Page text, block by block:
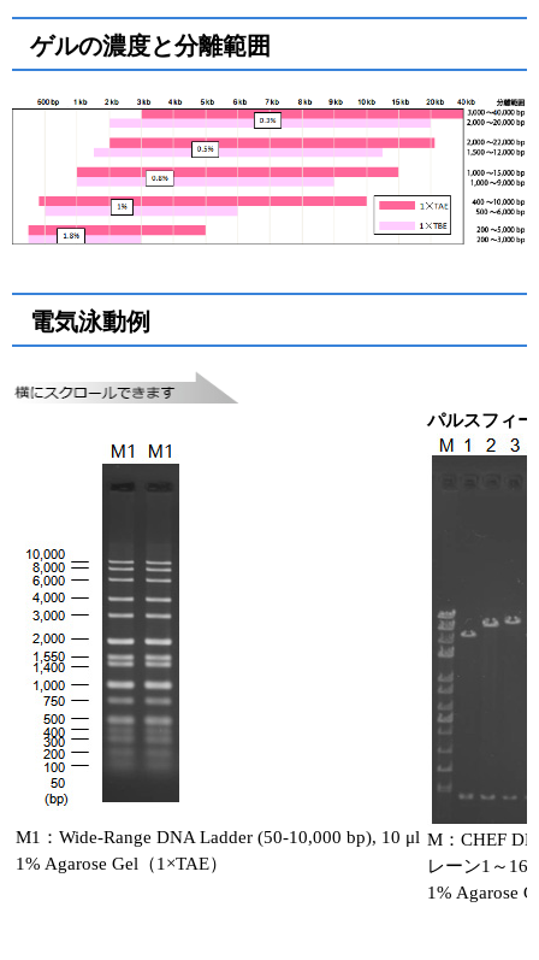
ゲルの濃度と分離範囲
電気泳動例
M1：Wide-Range DNA Ladder (50-10,000 bp), 10 μl
1% Agarose Gel（1×TAE）
パルスフィ
M：CHEF
レーン1～
1% Agarose